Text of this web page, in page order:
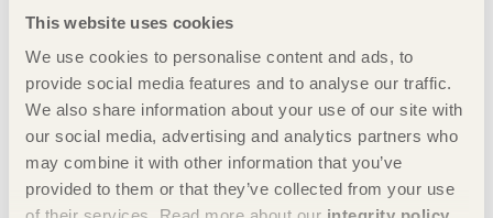
This website uses cookies
We use cookies to personalise content and ads, to
provide social media features and to analyse our traffic.
We also share information about your use of our site with
our social media, advertising and analytics partners who
may combine it with other information that you’ve
provided to them or that they’ve collected from your use
Fraktala strukturer
I finska Kuhmo reser sig en ståtlig träscen – designad av
internationella arkitektstudenter på Wood Program vid Aalto
University.